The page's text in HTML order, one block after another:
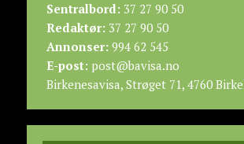
Sentralbord:37 27 90 50
Redaktør:37 27 90 50
Annonser:994 62 545
E-post:post@bavisa.no
Birkenesavisa, Strøget 71, 4760